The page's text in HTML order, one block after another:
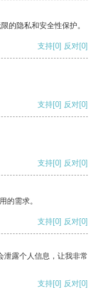
的隐私和安全性保护。
支持[0] 反对[0]
支持[0] 反对[0]
支持[0] 反对[0]
的需求。
支持[0] 反对[0]
泄露个人信息，让我非常
支持[0] 反对[0]